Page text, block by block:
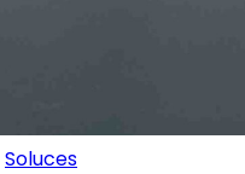
Soluces